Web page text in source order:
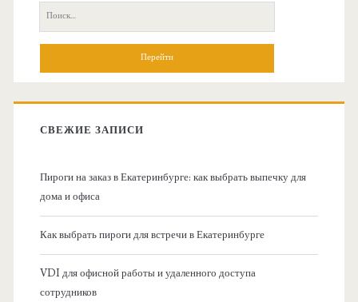
П
о
:
СВЕЖИЕ ЗАПИСИ
Пироги на заказ в Екатеринбурге: как выбрать выпечку для
дома и офиса
Как выбрать пироги для встречи в Екатеринбурге
VDI для офисной работы и удаленного доступа
сотрудников